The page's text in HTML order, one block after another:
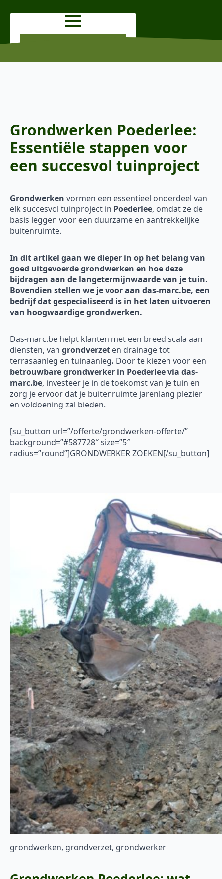
Grondwerken Poederlee:
Essentiële stappen voor
een succesvol tuinproject
Grondwerken vormen een essentieel onderdeel van
elk succesvol tuinproject in Poederlee, omdat ze de
basis leggen voor een duurzame en aantrekkelijke
buitenruimte.
In dit artikel gaan we dieper in op het belang van
goed uitgevoerde grondwerken en hoe deze
bijdragen aan de langetermijnwaarde van je tuin.
Bovendien stellen we je voor aan das-marc.be, een
bedrijf dat gespecialiseerd is in het laten uitvoeren
van hoogwaardige grondwerken.
Das-marc.be helpt klanten met een breed scala aan
diensten, van grondverzet en drainage tot
terrasaanleg en tuinaanleg. Door te kiezen voor een
betrouwbare grondwerker in Poederlee via das-
marc.be, investeer je in de toekomst van je tuin en
zorg je ervoor dat je buitenruimte jarenlang plezier
en voldoening zal bieden.
[su_button url=”/offerte/grondwerken-offerte/”
background=”#587728″ size=”5″
radius=”round”]GRONDWERKER ZOEKEN[/su_button]
grondwerken, grondverzet, grondwerker